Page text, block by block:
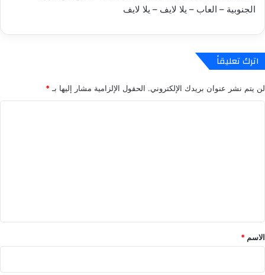
الجنوبية – العاب – يلا لايف – يلا لايف
اترك تعليقاً
لن يتم نشر عنوان بريدك الإلكتروني. الحقول الإلزامية مشار إليها بـ *
*
الاسم *